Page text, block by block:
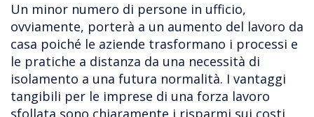
Un minor numero di persone in ufficio,
ovviamente, porterà a un aumento del lavoro da
casa poiché le aziende trasformano i processi e
le pratiche a distanza da una necessità di
isolamento a una futura normalità. I vantaggi
tangibili per le imprese di una forza lavoro
sfollata sono chiaramente i risparmi sui costi